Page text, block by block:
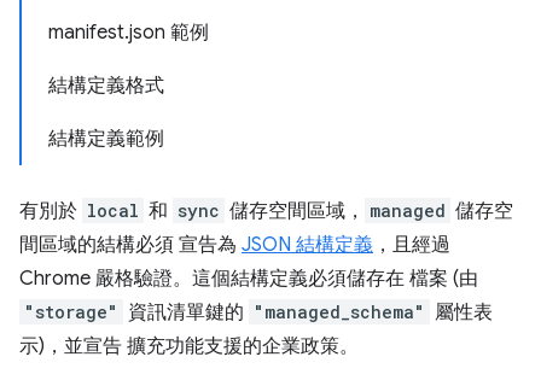
manifest.json 範例
結構定義格式
結構定義範例
有別於 local 和 sync 儲存空間區域， managed 儲存空
間區域的結構必須 宣告為 JSON 結構定義 ，且經過
Chrome 嚴格驗證。這個結構定義必須儲存在 檔案 (由
"storage" 資訊清單鍵的 "managed_schema" 屬性表
示)，並宣告 擴充功能支援的企業政策。